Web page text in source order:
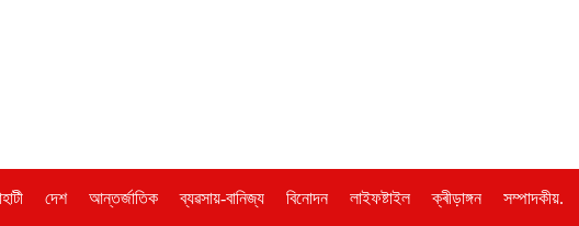
দেশ আন্তৰ্জাতিক ব্যৱসায়-বানিজ্য বিনোদন লাইফষ্টাইল ক্ৰীড়াঙ্গন সম্পাদকীয়.